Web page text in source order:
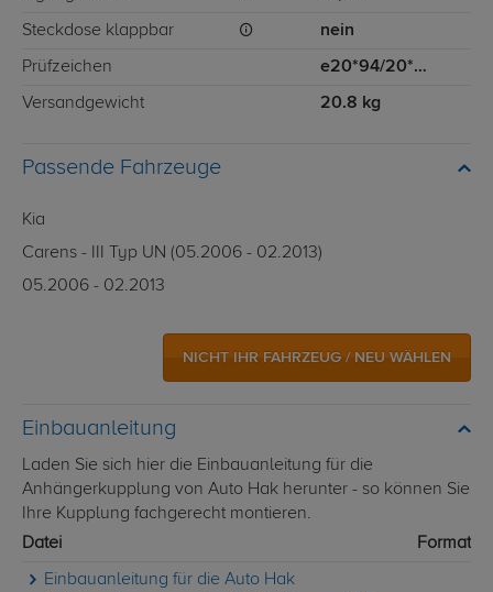
Steckdose klappbar nein
Prüfzeichen e20*94/20*0414*00
Versandgewicht 20.8 kg
Passende Fahrzeuge
Kia
Carens - III Typ UN (05.2006 - 02.2013)
05.2006 - 02.2013
NICHT IHR FAHRZEUG / NEU WÄHLEN
Einbauanleitung
Laden Sie sich hier die Einbauanleitung für die
Anhängerkupplung von Auto Hak herunter - so können Sie
Ihre Kupplung fachgerecht montieren.
Datei
Format
Einbauanleitung für die Auto Hak